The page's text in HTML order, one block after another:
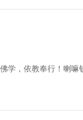
学，依教奉行！喇嘛